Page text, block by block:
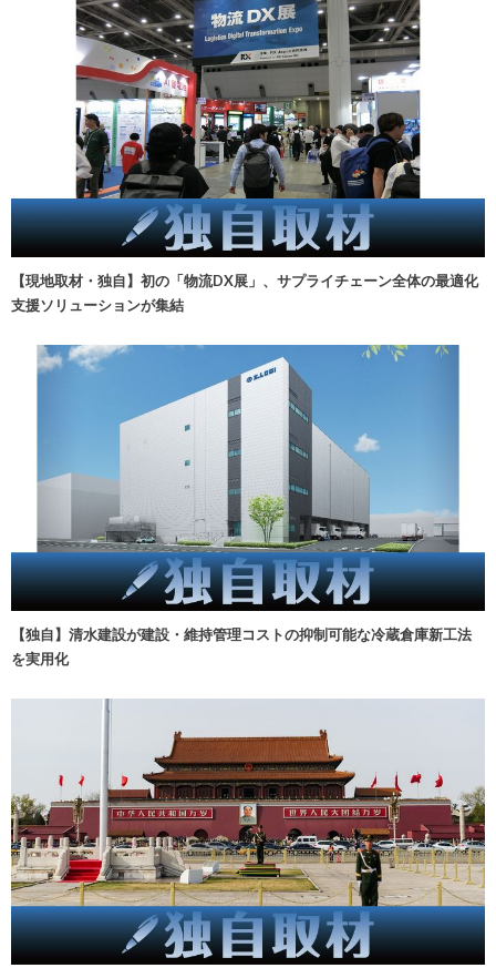
【現地取材・独自】初の「物流DX展」、サプライチェーン全体の最適化
支援ソリューションが集結
【独自】清水建設が建設・維持管理コストの抑制可能な冷蔵倉庫新工法
を実用化